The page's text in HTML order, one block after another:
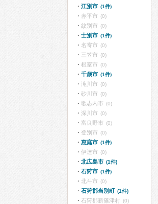
江別市 (1件)
赤平市 (0)
紋別市 (0)
士別市 (1件)
名寄市 (0)
三笠市 (0)
根室市 (0)
千歳市 (1件)
滝川市 (0)
砂川市 (0)
歌志内市 (0)
深川市 (0)
富良野市 (0)
登別市 (0)
恵庭市 (1件)
伊達市 (0)
北広島市 (1件)
石狩市 (1件)
北斗市 (0)
石狩郡当別町 (1件)
石狩郡新篠津村 (0)